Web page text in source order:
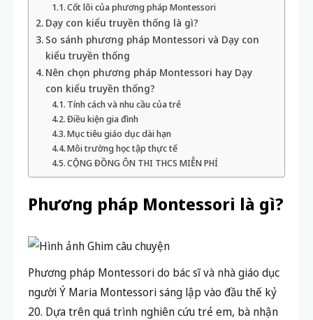
Cốt lõi của phương pháp Montessori
Dạy con kiểu truyền thống là gì?
So sánh phương pháp Montessori và Dạy con
kiểu truyền thống
Nên chọn phương pháp Montessori hay Dạy
con kiểu truyền thống?
Tính cách và nhu cầu của trẻ
Điều kiện gia đình
Mục tiêu giáo dục dài hạn
Môi trường học tập thực tế
CỘNG ĐỒNG ÔN THI THCS MIỄN PHÍ
Phương pháp Montessori là gì?
Phương pháp Montessori do bác sĩ và nhà giáo dục
người Ý Maria Montessori sáng lập vào đầu thế kỷ
20. Dựa trên quá trình nghiên cứu trẻ em, bà nhận